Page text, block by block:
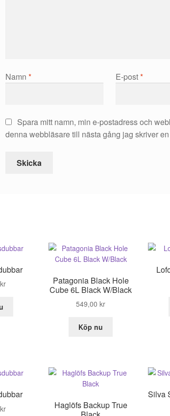
Namn* E-post*
Spara mitt namn, min e-postadress och
denna webbläsare till nästa gång jag skriver
kr
Patagonia Black Hole
Cube 6L Black W/Black
549,00kr
Köp nu
kr
Haglöfs Backup True
Silva